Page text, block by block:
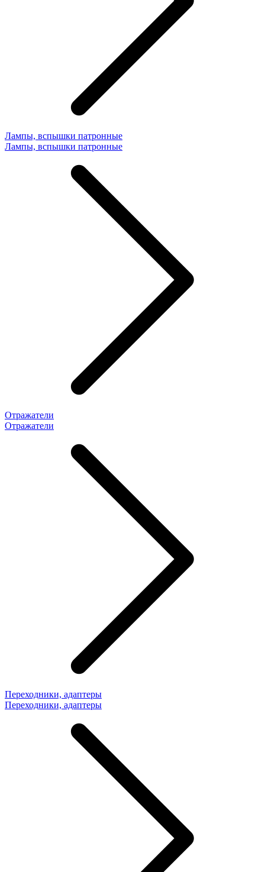
Лампы, вспышки патронные
Лампы, вспышки патронные
Отражатели
Отражатели
Переходники, адаптеры
Переходники, адаптеры